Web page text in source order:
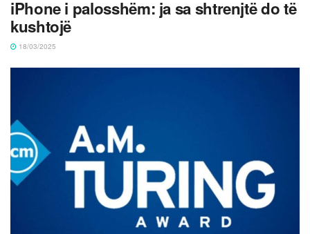
iPhone i palosshëm: ja sa shtrenjtë do të
kushtojë
18/03/2025